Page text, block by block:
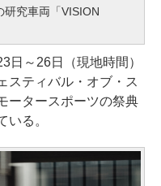
研究車両「VISION
～26日（現地時間）
スティバル・オブ・ス
ータースポーツの祭典
いる。